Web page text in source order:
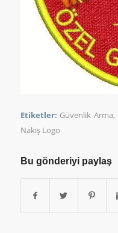
Etiketler: Güvenlik Arma,
Nakış Logo
Bu gönderiyi paylaş